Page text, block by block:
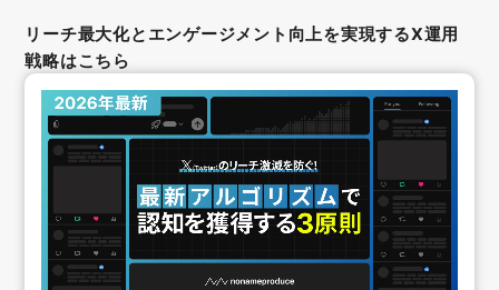
リーチ最大化とエンゲージメント向上を実現するX運用
戦略はこちら